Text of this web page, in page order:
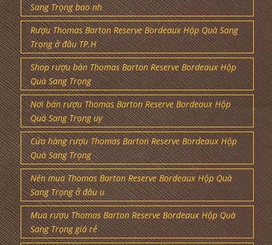
Sang Trọng bao nh
Rượu Thomas Barton Reserve Bordeaux Hộp Quà Sang
Trọng ở đâu TP.H
Shop rượu bán Thomas Barton Reserve Bordeaux Hộp
Quà Sang Trọng
Nơi bán rượu Thomas Barton Reserve Bordeaux Hộp
Quà Sang Trọng uy
Cửa hàng rượu Thomas Barton Reserve Bordeaux Hộp
Quà Sang Trọng
Nên mua Thomas Barton Reserve Bordeaux Hộp Quà
Sang Trọng ở đâu u
Mua rượu Thomas Barton Reserve Bordeaux Hộp Quà
Sang Trọng giá rẻ